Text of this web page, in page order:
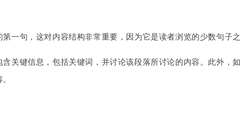
一句，这对内容结构非常重要，因为它是读者浏览的少数句子之
关键信息，包括关键词，并讨论该段落所讨论的内容。此外，